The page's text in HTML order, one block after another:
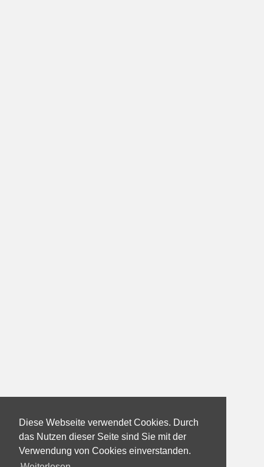
Diese Webseite verwendet Cookies. Durch
das Nutzen dieser Seite sind Sie mit der
Verwendung von Cookies einverstanden.